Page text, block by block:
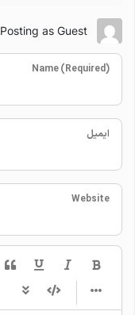
Posting as Guest
Name (Required)
ایمیل
Website
-